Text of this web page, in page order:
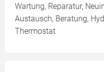
Wartung, Reparatur,
Austausch, Beratung,
Thermostat